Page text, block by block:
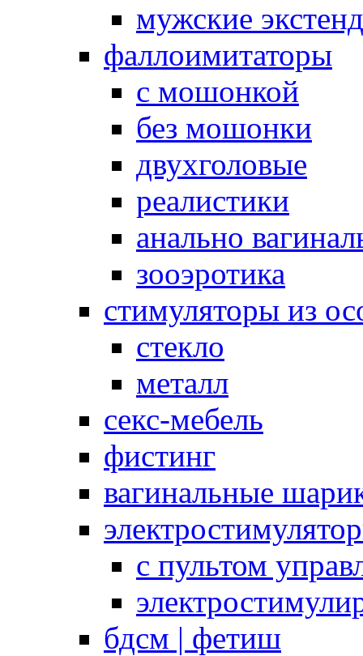
мужские
фаллоимитаторы
с мошонкой
без мошонки
двухголовые
реалистики
анально
зооэротика
стимуляторы из
стекло
металл
секс-мебель
фистинг
вагинальные
с пультом
бдсм | фетиш